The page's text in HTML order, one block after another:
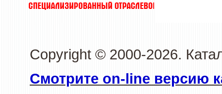
Copyright © 2000-2026.
Смотрите on-line версию